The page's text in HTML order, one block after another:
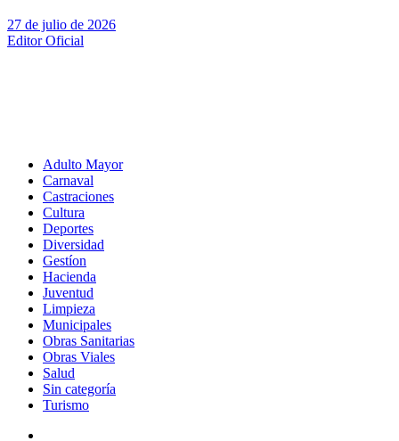
27 de julio de 2026
Editor Oficial
Adulto Mayor
Carnaval
Castraciones
Cultura
Deportes
Diversidad
Gestíon
Hacienda
Juventud
Limpieza
Municipales
Obras Sanitarias
Obras Viales
Salud
Sin categoría
Turismo